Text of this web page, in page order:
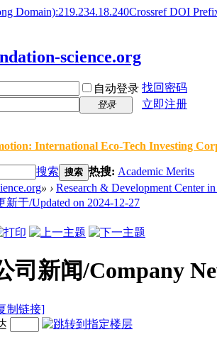
Domain):219.234.18.240Crossref DOI
自动登录 找回密码
登录
立即注册
International Eco-Tech Investing
搜索 搜索 热搜: Academic Merits
» › Research & Development Center
新于/Updated on 2024-12-27
司新闻/Company
制链接]